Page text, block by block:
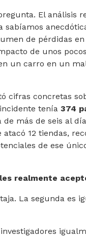
El análisis
sabíamos
de pérdidas
de unos
un carro en un
cifras concretas
tenía 374
de más de seis al
12 tiendas,
de ese
realmente
La segunda es